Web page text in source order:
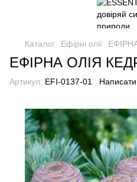
Каталог Ефірні олії
ЕФІРНА ОЛІЯ
Артикул: EFI-0137-01 Написати